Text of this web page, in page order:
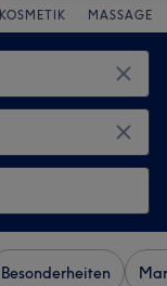
KOSMETIK MASSAGE
Besonderheiten